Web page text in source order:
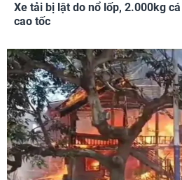
Xe tải bị lật do nổ lốp, 2.000kg
cao tốc